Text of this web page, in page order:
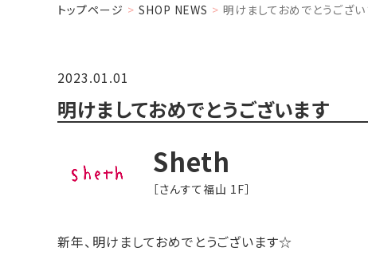
トップページ SHOP NEWS 明けましておめでとうござい
2023.01.01
明けましておめでとうございます
Sheth
［さんすて福山 1F］
新年、明けましておめでとうございます☆